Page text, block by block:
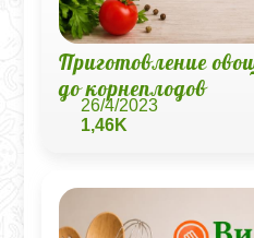
Приготовление
до корнеплодов
26/4/2023
1,46K